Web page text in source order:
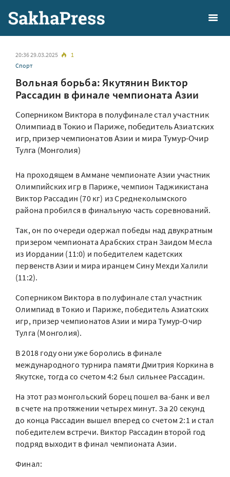
20:36 29.03.2025
1
Спорт
Вольная борьба: Якутянин Виктор
Рассадин в финале чемпионата Азии
Соперником Виктора в полуфинале стал участник
Олимпиад в Токио и Париже, победитель Азиатских
игр, призер чемпионатов Азии и мира Тумур-Очир
Тулга (Монголия)
На проходящем в Аммане чемпионате Азии участник
Олимпийских игр в Париже, чемпион Таджикистана
Виктор Рассадин (70 кг) из Среднеколымского
района пробился в финальную часть соревнований.
Так, он по очереди одержал победы над двукратным
призером чемпионата Арабских стран Заидом Месла
из Иордании (11:0) и победителем кадетских
первенств Азии и мира иранцем Сину Мехди Халили
(11:2).
Соперником Виктора в полуфинале стал участник
Олимпиад в Токио и Париже, победитель Азиатских
игр, призер чемпионатов Азии и мира Тумур-Очир
Тулга (Монголия).
В 2018 году они уже боролись в финале
международного турнира памяти Дмитрия Коркина в
Якутске, тогда со счетом 4:2 был сильнее Рассадин.
На этот раз монгольский борец пошел ва-банк и вел
в счете на протяжении четырех минут. За 20 секунд
до конца Рассадин вышел вперед со счетом 2:1 и стал
победителем встречи. Виктор Рассадин второй год
подряд выходит в финал чемпионата Азии.
Финал: